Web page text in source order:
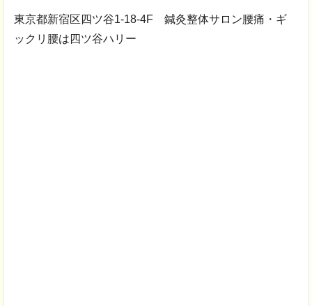
東京都新宿区四ツ谷1-18-4F 鍼灸整体サロン腰痛・ギ
ックリ腰は四ツ谷ハリー